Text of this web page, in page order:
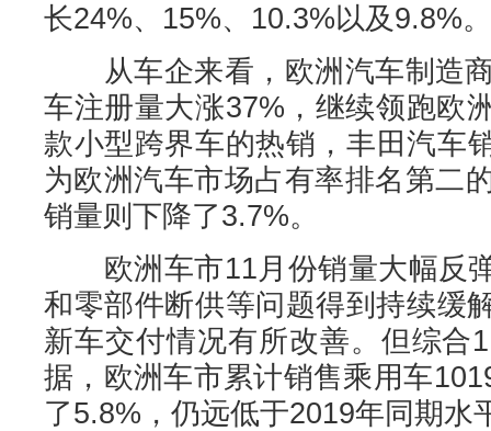
长24%、15%、10.3%以及9.8%。
从车企来看，欧洲汽车制造商
车注册量大涨37%，继续领跑欧
款小型跨界车的热销，丰田汽车
为欧洲汽车市场占有率排名第二
销量则下降了3.7%。
欧洲车市11月份销量大幅反
和零部件断供等问题得到持续缓
新车交付情况有所改善。但综合
据，欧洲车市累计销售乘用车
了5.8%，仍远低于2019年同期水